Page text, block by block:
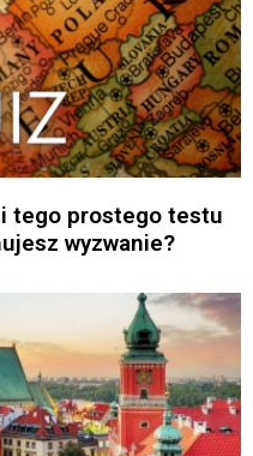
tego prostego testu
wyzwanie?